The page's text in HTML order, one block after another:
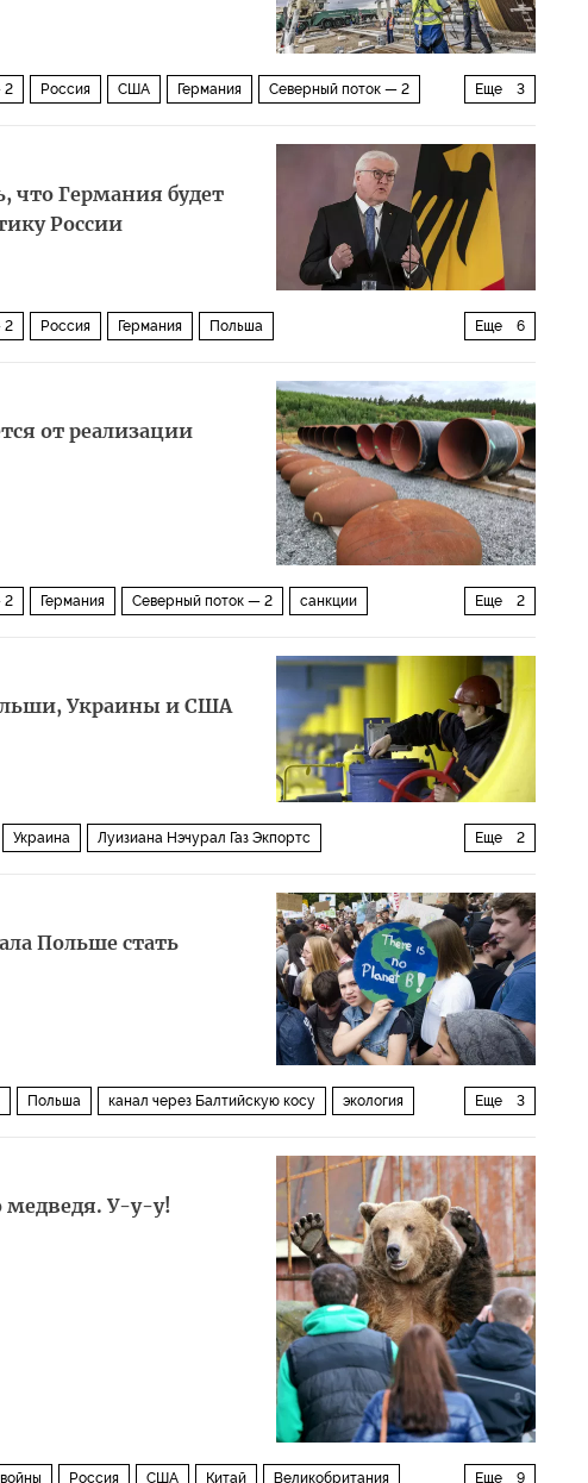
Еще 3
2 Россия США Германия Северный поток — 2
что Германия будет
России
Еще 6
2 Россия Германия Польша
от реализации
Еще 2
2 Германия Северный поток — 2 санкции
Украины и США
Еще 2
Украина Луизиана Нэчурал Газ Экпортс
Польше стать
Еще 3
Польша канал через Балтийскую косу экология
медведя. У-у-у!
Еще 9
Россия США Китай Великобритания